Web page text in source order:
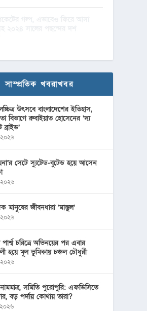
সাম্প্রতিক খবরাখবর
উৎসবে বাংলাদেশের ইতিহাস,
বিভাগে রুবাইয়াত হোসেনের ‘দ্য
সেটে স্যুটেড-বুটেড হয়ে আসেন
মানুষের জীবনধারা ‘মাস্তুল’
চরিত্রে অভিনয়ের পর এবার
হয়ে মূল ভূমিকায় চঞ্চল চৌধুরী
সমিতি পুরোপুরি: এফডিসিতে
বড় পর্দায় কোথায় তারা?